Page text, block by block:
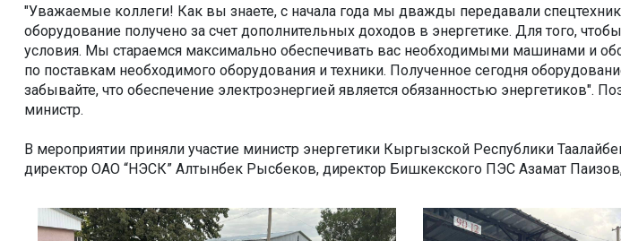
"Уважаемые коллеги! Как вы знаете, с начала года мы дважды передавали
оборудование получено за счет дополнительных доходов в энергетике. Для того,
условия. Мы стараемся максимально обеспечивать вас необходимыми машинами и
по поставкам необходимого оборудования и техники. Полученное сегодня
забывайте, что обеспечение электроэнергией является обязанностью энергетиков".
министр.
В мероприятии приняли участие министр энергетики Кыргызской Республики
директор ОАО “НЭСК” Алтынбек Рысбеков, директор Бишкекского ПЭС Азамат